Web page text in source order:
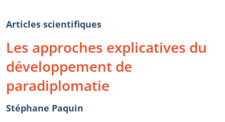
Articles scientifiques
Les approches explicatives du
développement de
paradiplomatie
Stéphane Paquin